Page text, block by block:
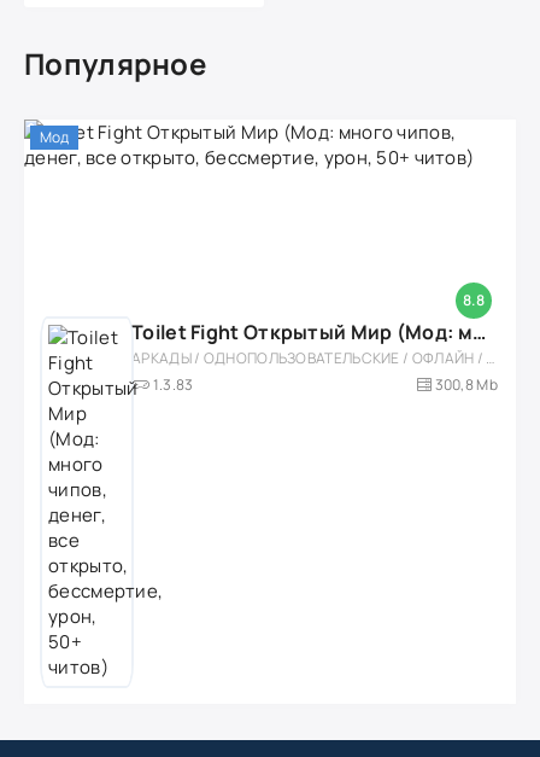
Популярное
8.8
Мод
Toilet Fight Открытый Мир (Мод: много чипов, денег, все открыто, бессмертие, урон, 50+ читов)
АРКАДЫ / ОДНОПОЛЬЗОВАТЕЛЬСКИЕ / ОФЛАЙН / МОД / РОЛЕВЫЕ / ШУТЕРЫ / ОТКРЫТЫЙ МИР / ВСТРОЕННЫЙ КЕШ / 3D / ЭКШЕНЫ / ТУАЛЕТНЫЕ ВОЙНЫ / ДЛЯ ДЕТЕЙ
1.3.83
300,8 Mb